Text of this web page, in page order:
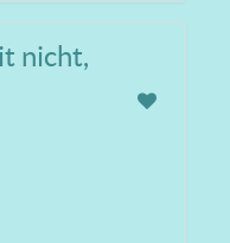
nicht,